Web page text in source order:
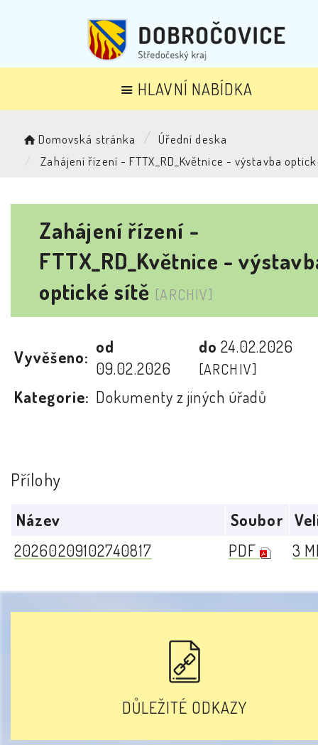
HLAVNÍ NABÍDKA
Domovská stránka
Úřední deska
Zahájení řízení - FTTX_RD_Květnice - výstavba
Zahájení řízení -
FTTX_RD_Květnice -
optické sítě [ARCHIV]
Vyvěšeno:
od
09.02.2026
do24.02.2026
[ARCHIV]
Kategorie: Dokumenty z jiných úřadů
Přílohy
Název Soubor
20260209102740817
PDF 3
DŮLEŽITÉ ODKAZY